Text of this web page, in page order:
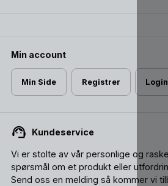
Min account
Min Side Registrer Login
Kundeservice
Vi er stolte av vår personlige og
spørsmål om et produkt eller
Send oss ​​en melding så kommer vi